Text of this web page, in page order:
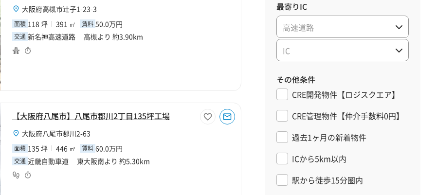
大阪府高槻市辻子1-23-3
面積 118 坪 391 ㎡ 賃料 50.0万円
交通 新名神高速道路 高槻より 約3.90km
【大阪府八尾市】八尾市郡川2丁目135坪工場
大阪府八尾市郡川2-63
面積 135 坪 446 ㎡ 賃料 60.0万円
交通 近畿自動車道 東大阪南より 約5.30km
最寄りIC
高速道路
IC
その他条件
CRE開発物件【ロジスクエア】
CRE管理物件【仲介手数料0円】
過去1ヶ月の新着物件
ICから5km以内
駅から徒歩15分圏内